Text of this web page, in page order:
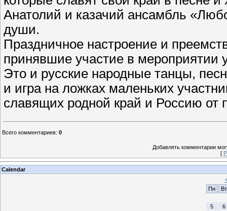
Анатолий и казачий ансамбль
души.
Праздничное настроение и
принявшие участие в
Это и русские народные танцы,
и игра на ложках маленьких
славящих родной край и Россию от
Всего комментариев: 0
Добавлять комментарии
[
Calendar
Пн
Вт
5
6